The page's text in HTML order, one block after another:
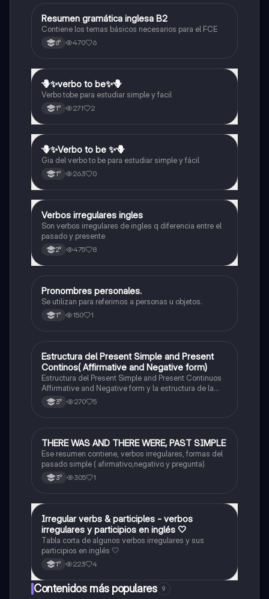
Inglés
Resumen gramática inglesa B2
Contiene los temas básicos necesarios para el FCE
6° 470 6
Inglés
🪻✨️verbo to be✨️🪻
Verbo tobe para estudiar simple y facil
1° 271 2
Inglés
🪻✨️Verbo to be ✨️🪻
Gia del verbo to be para estudiar simple y fácil
1° 263 0
Inglés
Verbos irregulares ingles
Son verbos irregulares de ingles q diferencia entre el
pasado y presente
2° 475 8
Inglés
Pronombres personales.
Se utilizan para referirnos a personas u objetos.
1° 150 1
Inglés
Estructura del Present Simple and Present
Continos( Affirmative and Negative form)
Estructura del Present Simple and Present Continuos
Affirmative and Negative form y la estructura de la
pregunta con todas las personas.
3° 270 5
Inglés THERE WAS AND THERE WERE, PAST SIMPLE
Ese resumen contiene, verbos irregulares, formas del
pasado simple ( afirmativo,negativo y pregunta)
3° 305 1
Inglés
Irregular verbs & participles - verbos
irregulares y participios en inglés 🤍
Tabla corta de algunos verbos irregulares y sus
participios en inglés 🤍
1° 223 4
Contenidos más populares 9